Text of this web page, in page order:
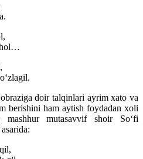
doir talqinlari ayrim xato va
berishini ham aytish foydadan xoli
mashhur mutasavvif shoir Soʻfi